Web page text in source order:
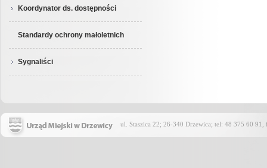
Koordynator ds. dostępności
Standardy ochrony małoletnich
Sygnaliści
ul. Staszica 22; 26-340 Drzewica; tel: 48 375 60